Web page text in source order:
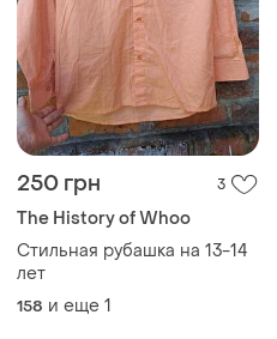
250 грн 3
The History of Whoo
Стильная рубашка на 13-14
лет
158 и еще 1